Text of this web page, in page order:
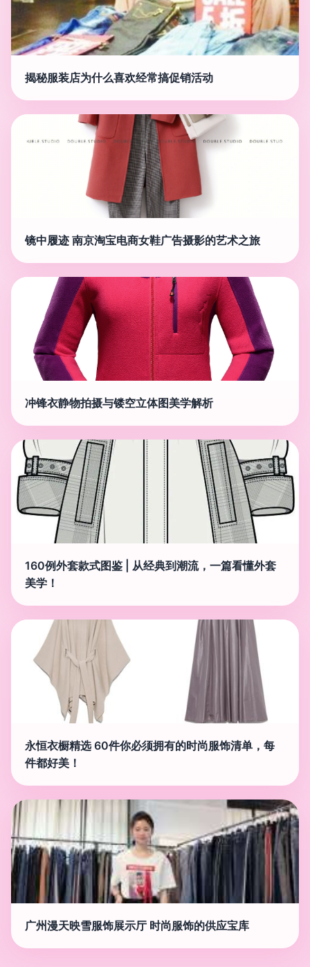
揭秘服装店为什么喜欢经常搞促销活动
镜中履迹 南京淘宝电商女鞋广告摄影的艺术之旅
冲锋衣静物拍摄与镂空立体图美学解析
160例外套款式图鉴 | 从经典到潮流，一篇看懂外套
美学！
永恒衣橱精选 60件你必须拥有的时尚服饰清单，每
件都好美！
广州漫天映雪服饰展示厅 时尚服饰的供应宝库